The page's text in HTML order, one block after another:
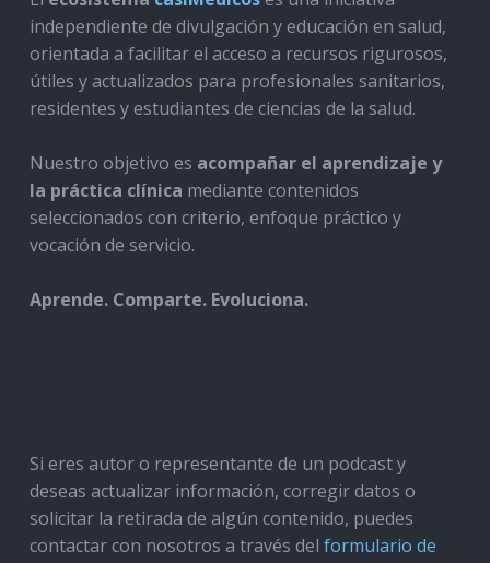
independiente de divulgación y educación en salud,
orientada a facilitar el acceso a recursos rigurosos,
útiles y actualizados para profesionales sanitarios,
residentes y estudiantes de ciencias de la salud.
Nuestro objetivo es acompañar el aprendizaje y
la práctica clínica mediante contenidos
seleccionados con criterio, enfoque práctico y
vocación de servicio.
Aprende. Comparte. Evoluciona.
Si eres autor o representante de un podcast y
deseas actualizar información, corregir datos o
solicitar la retirada de algún contenido, puedes
contactar con nosotros a través del formulario de